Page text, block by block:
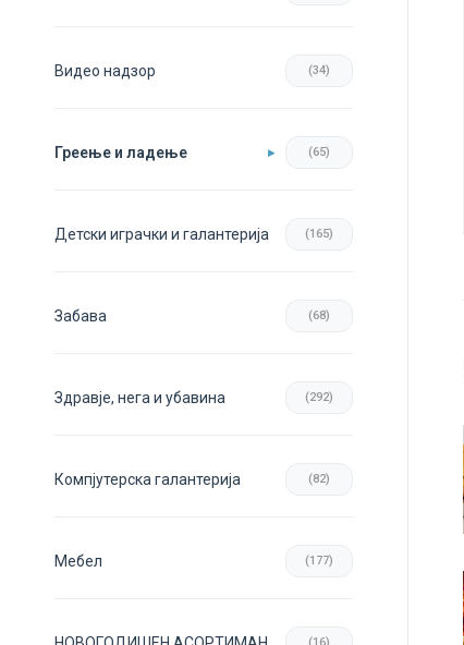
Видео надзор (34)
Греење и ладење (65)
Детски играчки и галантерија (165)
Забава (68)
Здравје, нега и убавина (292)
Компјутерска галантерија (82)
Мебел (177)